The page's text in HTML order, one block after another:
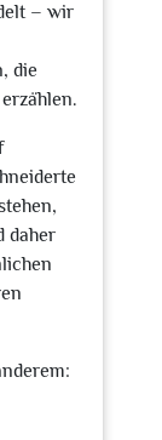
– wir
die
daher